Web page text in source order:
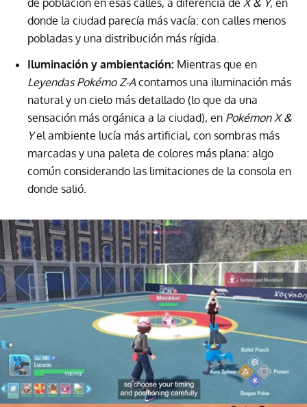
de población en esas calles, a diferencia de X & Y, en
donde la ciudad parecía más vacía: con calles menos
pobladas y una distribución más rígida.
Iluminación y ambientación: Mientras que en
Leyendas Pokémo Z-A contamos una iluminación más
natural y un cielo más detallado (lo que da una
sensación más orgánica a la ciudad), en Pokémon X &
Yel ambiente lucía más artificial, con sombras más
marcadas y una paleta de colores más plana: algo
común considerando las limitaciones de la consola en
donde salió.